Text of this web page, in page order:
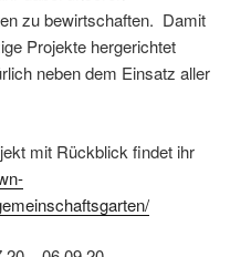
zu bewirtschaften. Damit
Projekte hergerichtet
neben dem Einsatz aller
mit Rückblick findet ihr